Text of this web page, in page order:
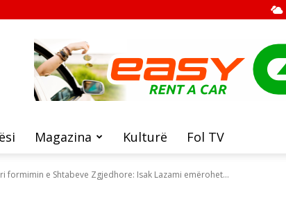
Magazina Kulturë Fol TV
formimin e Shtabeve Zgjedhore: Isak Lazami emërohet...